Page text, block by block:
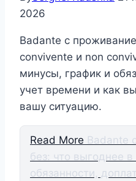
2026
Badante с
convivente и non
минусы, график и
учет времени и как
вашу ситуацию.
Read More Badante
без: что выгоднее
обязанности,